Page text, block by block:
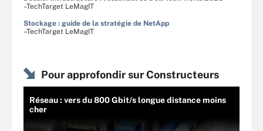
–TechTarget LeMagIT
Stockage : guide de la stratégie de NetApp
–TechTarget LeMagIT
Pour approfondir sur Constructeurs
Réseau : vers du 800 Gbit/s longue distance moins
cher